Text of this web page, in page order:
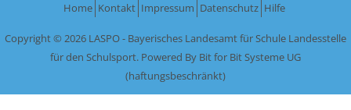
Home Kontakt Impressum Datenschutz Hilfe
Copyright © 2026 LASPO - Bayerisches Landesamt für Schule Landesstelle
für den Schulsport. Powered By Bit for Bit Systeme UG
(haftungsbeschränkt)